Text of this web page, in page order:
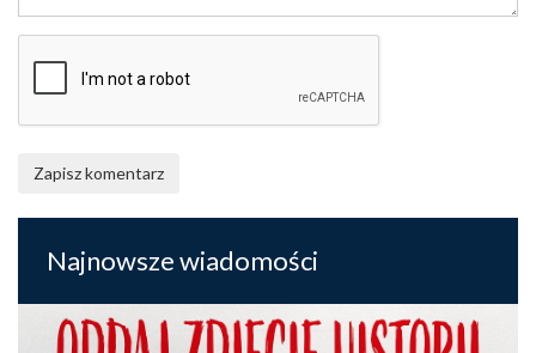
Zapisz komentarz
Najnowsze wiadomości